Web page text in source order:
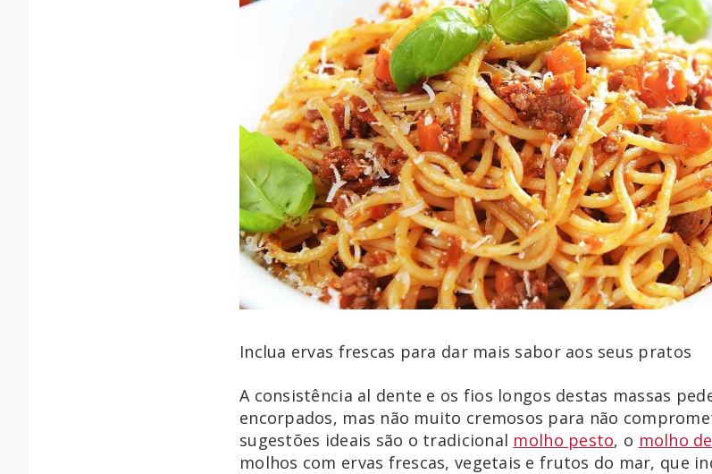
Inclua ervas frescas para dar mais sabor aos seus pratos
A consistência al dente e os fios longos destas massas
encorpados, mas não muito cremosos para não
sugestões ideais são o tradicional molho pesto, o molho
molhos com ervas frescas, vegetais e frutos do mar, que